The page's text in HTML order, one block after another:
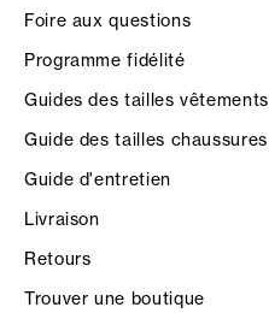
Foire aux questions
Programme fidélité
Guides des tailles vêtements
Guide des tailles chaussures
Guide d'entretien
Livraison
Retours
Trouver une boutique